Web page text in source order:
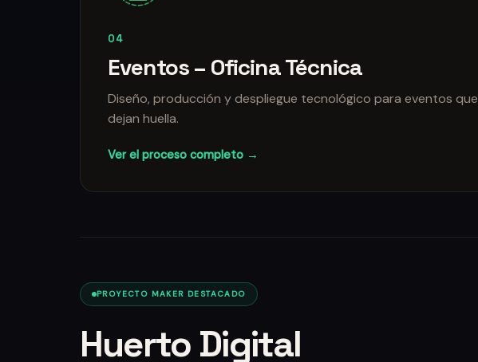
04
Eventos – Oficina Técnica
Diseño, producción y despliegue tecnológico para eventos que
dejan huella.
Ver el proceso completo →
PROYECTO MAKER DESTACADO
Huerto Digital